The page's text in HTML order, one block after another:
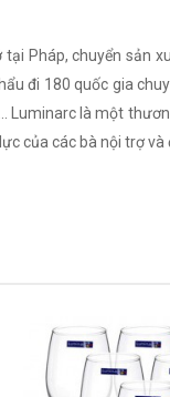
Pháp, chuyển
đi 180 quốc gia
là một
của các bà nội trợ và